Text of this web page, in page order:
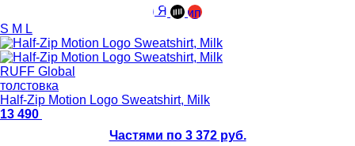
S M L
RUFF Global
толстовка
Half-Zip Motion Logo Sweatshirt, Milk
13 490
Частями по 3 372 руб.